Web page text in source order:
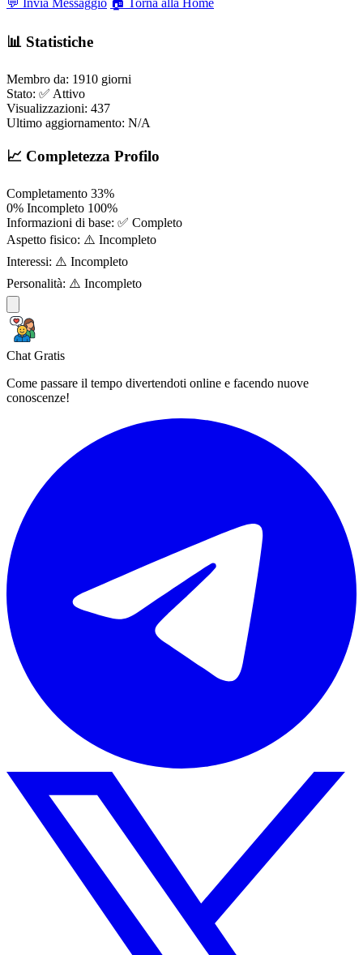
💬 Invia Messaggio 🏠 Torna alla Home
📊 Statistiche
Membro da: 1910 giorni
Stato: ✅ Attivo
Visualizzazioni: 437
Ultimo aggiornamento: N/A
📈 Completezza Profilo
Completamento 33%
0% Incompleto 100%
Informazioni di base: ✅ Completo
Aspetto fisico: ⚠️ Incompleto
Interessi: ⚠️ Incompleto
Personalità: ⚠️ Incompleto
Chat Gratis
Come passare il tempo divertendoti online e facendo nuove
conoscenze!